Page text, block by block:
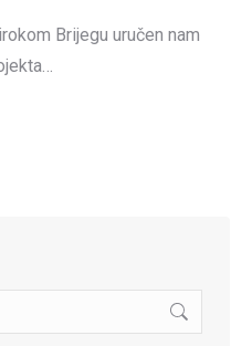
Brijegu uručen nam